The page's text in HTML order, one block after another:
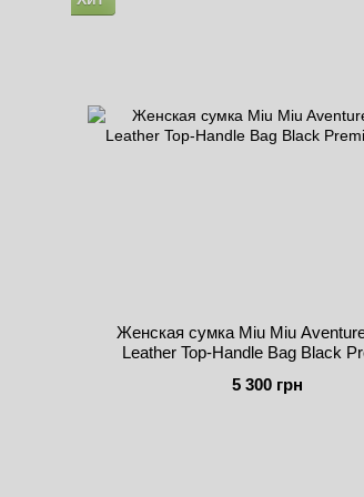
Женская сумка Miu Miu
Leather Top-Handle Bag Black
5 300 грн